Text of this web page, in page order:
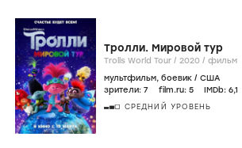
Тролли. Мировой тур
Trolls World Tour / 2020 / фильм
мультфильм, боевик / США
зрители: 7 film.ru: 5 IMDb: 6,1
СРЕДНИЙ УРОВЕНЬ